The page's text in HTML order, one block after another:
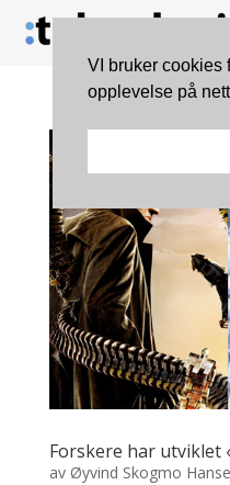
Forskere har utviklet
av Øyvind Skogmo
VI bruker cookies
opplevelse på